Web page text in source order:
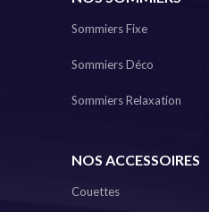
Sommiers Fixe
Sommiers Déco
Sommiers Relaxation
NOS ACCESSOIRES
Couettes